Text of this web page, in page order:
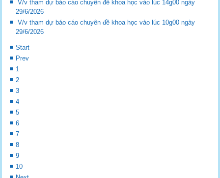
V/v tham dự báo cáo chuyên đề khoa học vào lúc 14g00 ngày
29/6/2026
V/v tham dự báo cáo chuyên đề khoa học vào lúc 10g00 ngày
29/6/2026
Start
Prev
1
2
3
4
5
6
7
8
9
10